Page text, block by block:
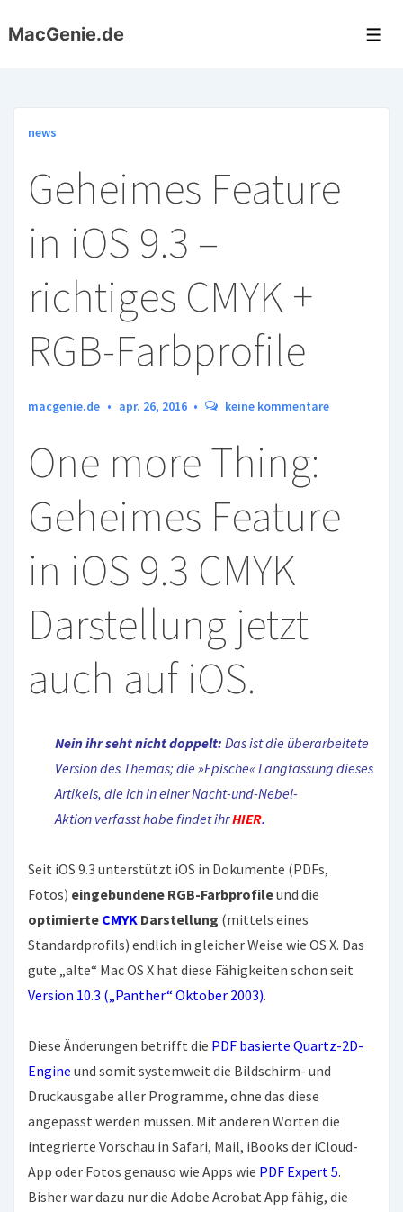
Zum
MacGenie.de
news
Geheimes Feature
in iOS 9.3 –
richtiges CMYK +
RGB-Farbprofile
macgenie.de apr. 26, 2016 keine kommentare
One more Thing:
Geheimes Feature
in iOS 9.3 CMYK
Darstellung jetzt
auch auf iOS.
Nein ihr seht nicht doppelt: Das ist die überarbeitete
Version des Themas; die »Epische« Langfassung dieses
Artikels, die ich in einer Nacht-und-Nebel-
Aktion verfasst habe findet ihrHIER.
Seit iOS 9.3 unterstützt iOS in Dokumente (PDFs,
Fotos) eingebundene RGB-Farbprofileund die
optimierte CMYK Darstellung (mittels eines
Standardprofils) endlich in gleicher Weise wie OS X. Das
gute „alte“ Mac OS X hat diese Fähigkeiten schon seit
Version 10.3 („Panther“ Oktober 2003).
Diese Änderungen betrifft die PDF basierte Quartz-2D-
Engine und somit systemweit die Bildschirm- und
Druckausgabe aller Programme, ohne das diese
angepasst werden müssen. Mit anderen Worten die
integrierte Vorschau in Safari, Mail, iBooks der iCloud-
App oder Fotos genauso wie Apps wie PDF Expert 5.
Bisher war dazu nur die Adobe Acrobat App fähig, die